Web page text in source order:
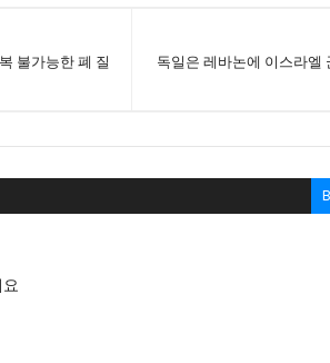
독일은 레바논에 이스라엘
불가능한 폐 질